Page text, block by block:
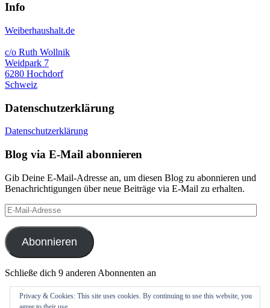
Info
Weiberhaushalt.de
c/o Ruth Wollnik
Weidpark 7
6280 Hochdorf
Schweiz
Datenschutzerklärung
Datenschutzerklärung
Blog via E-Mail abonnieren
Gib Deine E-Mail-Adresse an, um diesen Blog zu abonnieren und
Benachrichtigungen über neue Beiträge via E-Mail zu erhalten.
E-
Mail-
Adresse
Abonnieren
Schließe dich 9 anderen Abonnenten an
Datenschutzerklärung
Privacy & Cookies: This site uses cookies. By continuing to use this website, you